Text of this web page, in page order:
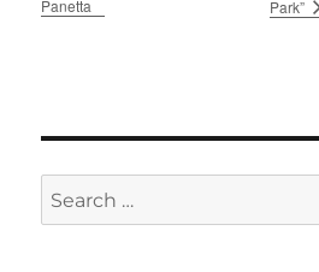
Panetta Park”
Search
for: